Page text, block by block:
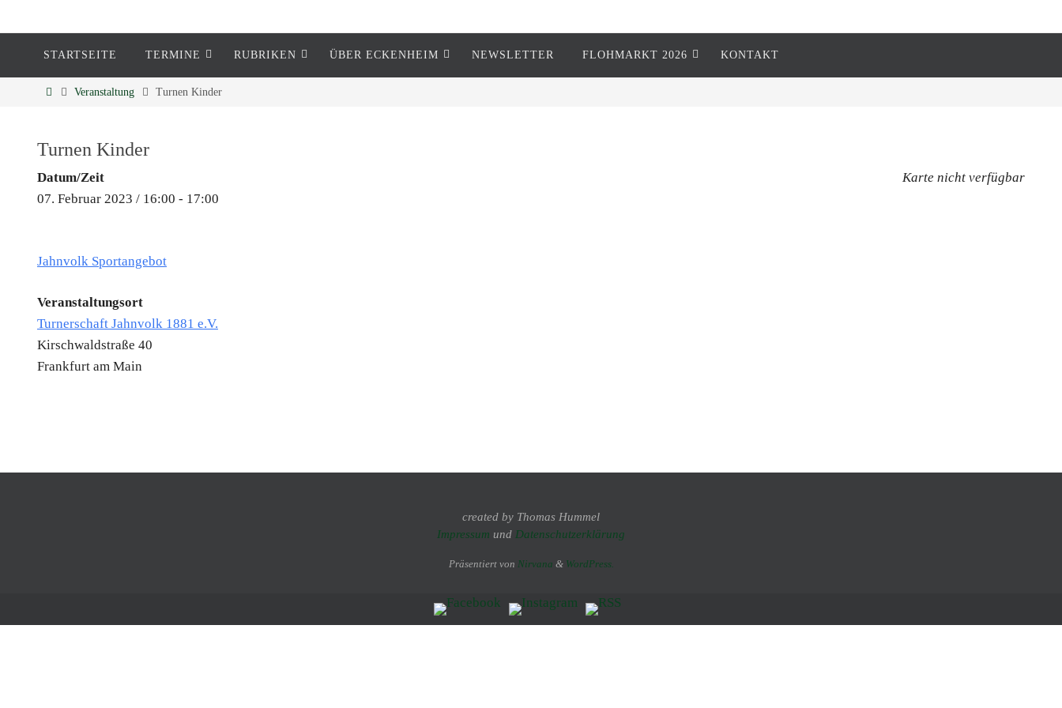
Eckenheim
STARTSEITE TERMINE RUBRIKEN ÜBER ECKENHEIM NEWSLETTER FLOHMARKT 2026 KONTAKT
Veranstaltung Turnen Kinder
Turnen Kinder
Karte nicht verfügbar
Datum/Zeit
07. Februar 2023 / 16:00 - 17:00
Jahnvolk Sportangebot
Veranstaltungsort
Turnerschaft Jahnvolk 1881 e.V.
Kirschwaldstraße 40
Frankfurt am Main
created by Thomas Hummel
Impressum und Datenschutzerklärung
Präsentiert von Nirvana & WordPress.